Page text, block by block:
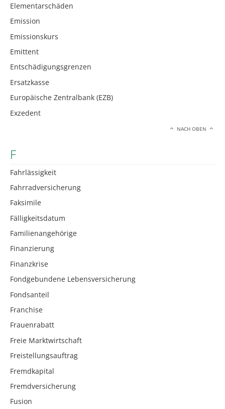
Elementarschäden
Emission
Emissionskurs
Emittent
Entschädigungsgrenzen
Ersatzkasse
Europäische Zentralbank (EZB)
Exzedent
NACH OBEN
F
Fahrlässigkeit
Fahrradversicherung
Faksimile
Fälligkeitsdatum
Familienangehörige
Finanzierung
Finanzkrise
Fondgebundene Lebensversicherung
Fondsanteil
Franchise
Frauenrabatt
Freie Marktwirtschaft
Freistellungsauftrag
Fremdkapital
Fremdversicherung
Fusion